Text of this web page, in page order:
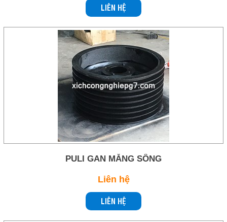
LIÊN HỆ
PULI GAN MĂNG SÔNG
Liên hệ
LIÊN HỆ